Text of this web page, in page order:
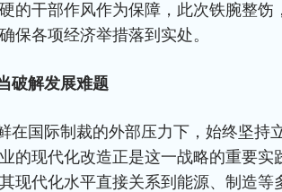
的干部作风作为保障，此次铁腕整饬
保各项经济举措落到实处。
破解发展难题
在国际制裁的外部压力下，始终坚持
的现代化改造正是这一战略的重要实
现代化水平直接关系到能源、制造等